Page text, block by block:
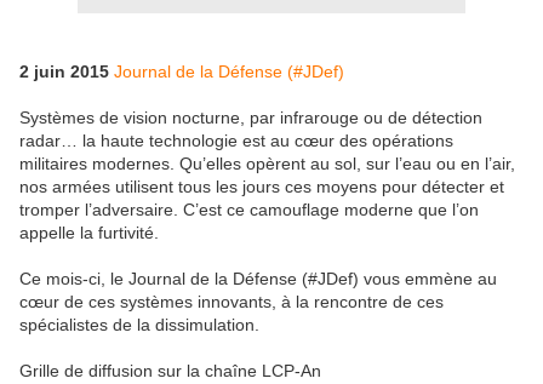
2 juin 2015 Journal de la Défense (#JDef)
Systèmes de vision nocturne, par infrarouge ou de détection
radar… la haute technologie est au cœur des opérations
militaires modernes. Qu’elles opèrent au sol, sur l’eau ou en l’air,
nos armées utilisent tous les jours ces moyens pour détecter et
tromper l’adversaire. C’est ce camouflage moderne que l’on
appelle la furtivité.
Ce mois-ci, le Journal de la Défense (#JDef) vous emmène au
cœur de ces systèmes innovants, à la rencontre de ces
spécialistes de la dissimulation.
Grille de diffusion sur la chaîne LCP-An